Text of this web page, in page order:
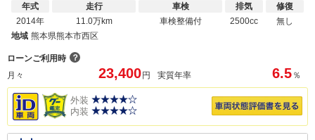
年式
2014年
走行
11.0万km
車検
車検整備付
排気
2500cc
修復
無し
地域 熊本県熊本市西区
ローンご利用時 ？
月々
23,400円 実質年率 6.5 ％
外装
内装